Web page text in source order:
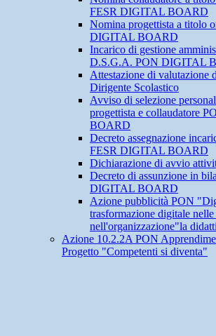
FESR DIGITAL BOARD
Nomina progettista a titolo
DIGITAL BOARD
Incarico di gestione
D.S.G.A. PON DIGITAL
Attestazione di valutazione
Dirigente Scolastico
Avviso di selezione
progettista e collaudatore
BOARD
Decreto assegnazione
FESR DIGITAL BOARD
Dichiarazione di avvio
Decreto di assunzione in
DIGITAL BOARD
Azione pubblicità PON
trasformazione digitale
nell'organizzazione"la
Azione 10.2.2A PON
Progetto "Competenti si diventa"